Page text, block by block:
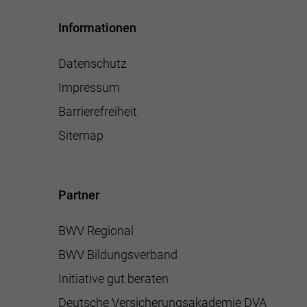
Informationen
Datenschutz
Impressum
Barrierefreiheit
Sitemap
Partner
BWV Regional
BWV Bildungsverband
Initiative gut beraten
Deutsche Versicherungsakademie DVA